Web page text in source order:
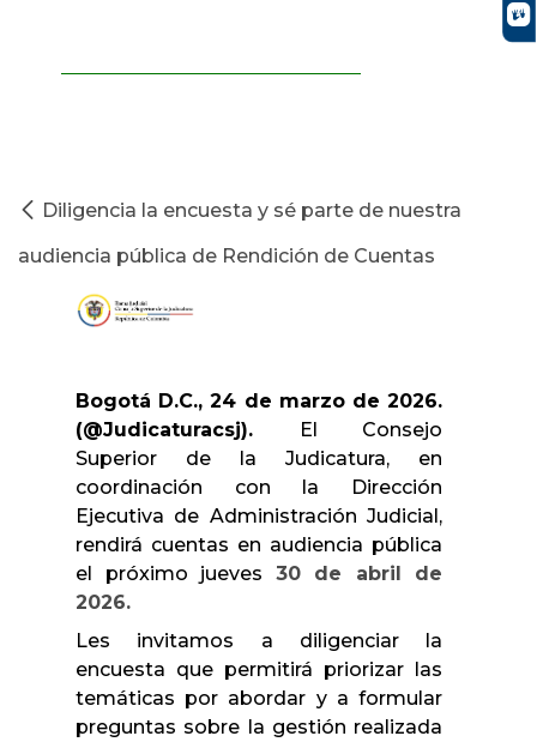
Diligencia la encuesta y sé parte de nuestra
audiencia pública de Rendición de Cuentas
Bogotá D.C., 24 de marzo de 2026.
(@Judicaturacsj).
El Consejo
Superior de la Judicatura, en
coordinación con la Dirección
Ejecutiva de Administración Judicial,
rendirá cuentas en audiencia pública
el próximo jueves 30 de abril de
2026.
Les invitamos a diligenciar la
encuesta que permitirá priorizar las
temáticas por abordar y a formular
preguntas sobre la gestión realizada